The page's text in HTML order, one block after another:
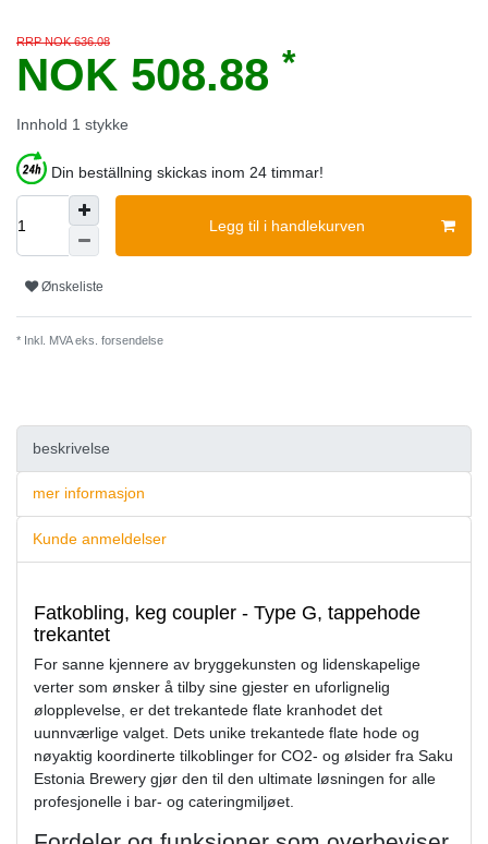
RRP NOK 636.08
NOK 508.88 *
Innhold 1 stykke
Din beställning skickas inom 24 timmar!
Legg til i handlekurven
Ønskeliste
* Inkl. MVA eks. forsendelse
beskrivelse
mer informasjon
Kunde anmeldelser
Fatkobling, keg coupler - Type G, tappehode
trekantet
For sanne kjennere av bryggekunsten og lidenskapelige
verter som ønsker å tilby sine gjester en uforlignelig
ølopplevelse, er det trekantede flate kranhodet det
uunnværlige valget. Dets unike trekantede flate hode og
nøyaktig koordinerte tilkoblinger for CO2- og ølsider fra Saku
Estonia Brewery gjør den til den ultimate løsningen for alle
profesjonelle i bar- og cateringmiljøet.